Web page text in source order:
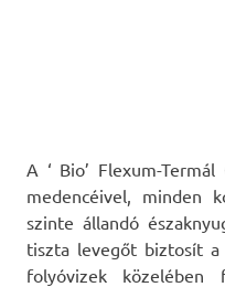
A ‘ Bio’ Flexum-
medencéivel, minden
szinte állandó
tiszta levegőt biztosít
folyóvizek közelében